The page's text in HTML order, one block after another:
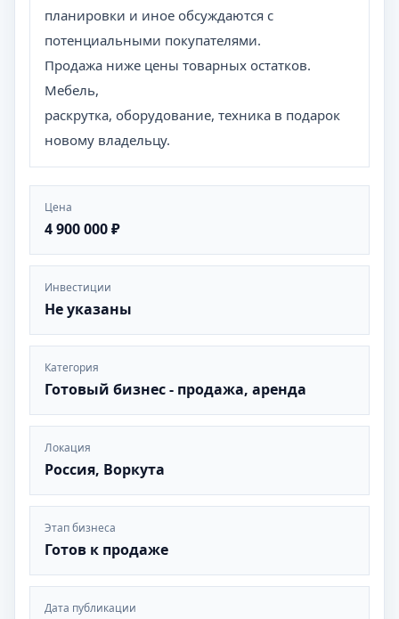
планировки и иное обсуждаются с
потенциальными покупателями.
Продажа ниже цены товарных остатков.
Мебель,
раскрутка, оборудование, техника в подарок
новому владельцу.
Цена
4 900 000 ₽
Инвестиции
Не указаны
Категория
Готовый бизнес - продажа, аренда
Локация
Россия, Воркута
Этап бизнеса
Готов к продаже
Дата публикации